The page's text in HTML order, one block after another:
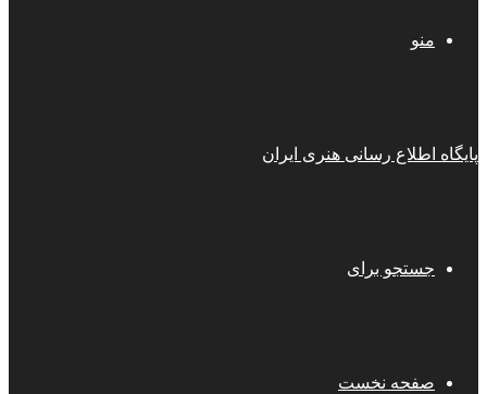
منو
پایگاه اطلاع رسانی هنری ایران
جستجو برای
صفحه نخست